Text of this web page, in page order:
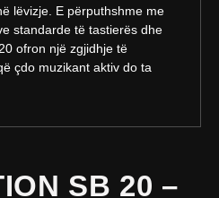
lëvizje. E përputhshme me
standarde të tastierës dhe
ofron një zgjidhje të
çdo muzikant aktiv do ta
SB 20 –